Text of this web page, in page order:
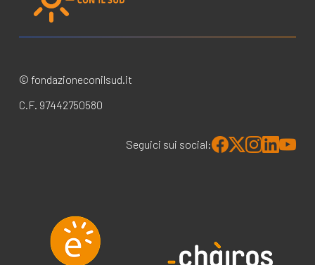
© fondazioneconilsud.it
C.F. 97442750580
Seguici sui social: